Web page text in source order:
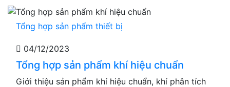
Tổng hợp sản phẩm thiết bị
04/12/2023
Tổng hợp sản phẩm khí hiệu chuẩn
Giới thiệu sản phẩm khí hiệu chuẩn, khí phân tích